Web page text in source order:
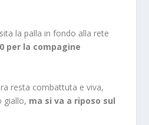
la palla in fondo alla rete
per la compagine
resta combattuta e viva,
giallo, ma si va a riposo sul